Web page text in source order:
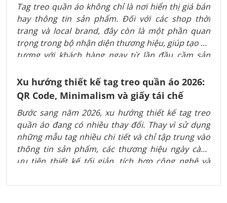
Tag treo quần áo không chỉ là nơi hiển thị giá bán
hay thông tin sản phẩm. Đối với các shop thời
trang và local brand, đây còn là một phần quan
trọng trong bộ nhận diện thương hiệu, giúp tạo ấn
tượng với khách hàng ngay từ lần đầu cầm sản
Xu hướng thiết kế tag treo quần áo 2026:
QR Code, Minimalism và giấy tái chế
Bước sang năm 2026, xu hướng thiết kế tag treo
quần áo đang có nhiều thay đổi. Thay vì sử dụng
những mẫu tag nhiều chi tiết và chỉ tập trung vào
thông tin sản phẩm, các thương hiệu ngày càng
ưu tiên thiết kế tối giản, tích hợp công nghệ và
Minimalism và giấy tái chế chính là ba xu hướng